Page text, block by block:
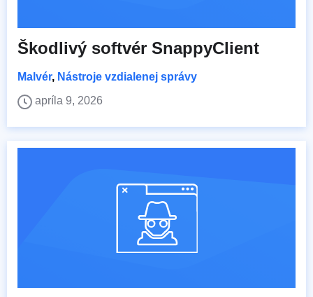
Škodlivý softvér SnappyClient
Malvér, Nástroje vzdialenej správy
apríla 9, 2026